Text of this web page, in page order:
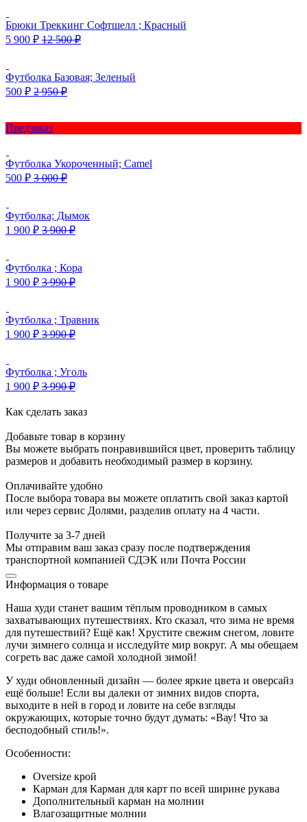
Брюки Треккинг Софтшелл ; Красный
5 900 ₽ 12 500₽
Футболка Базовая; Зеленый
500 ₽ 2 950₽
Предзаказ
Футболка Укороченный; Camel
500 ₽ 3 000₽
Футболка; Дымок
1 900 ₽ 3 900₽
Футболка ; Кора
1 900 ₽ 3 990₽
Футболка ; Травник
1 900 ₽ 3 990₽
Футболка ; Уголь
1 900 ₽ 3 990₽
Как сделать заказ
Добавьте товар в корзину
Вы можете выбрать понравившийся цвет, проверить таблицу
размеров и добавить необходимый размер в корзину.
Оплачивайте удобно
После выбора товара вы можете оплатить свой заказ картой
или через сервис Долями, разделив оплату на 4 части.
Получите за 3-7 дней
Мы отправим ваш заказ сразу после подтверждения
транспортной компанией СДЭК или Почта России
Информация о товаре
Наша худи станет вашим тёплым проводником в самых
захватывающих путешествиях. Кто сказал, что зима не время
для путешествий? Ещё как! Хрустите свежим снегом, ловите
лучи зимнего солнца и исследуйте мир вокруг. А мы обещаем
согреть вас даже самой холодной зимой!
У худи обновленный дизайн — более яркие цвета и оверсайз
ещё больше! Если вы далеки от зимних видов спорта,
выходите в ней в город и ловите на себе взгляды
окружающих, которые точно будут думать: «Вау! Что за
бесподобный стиль!».
Особенности:
Oversize крой
Карман для Карман для карт по всей ширине рукава
Дополнительный карман на молнии
Влагозащитные молнии